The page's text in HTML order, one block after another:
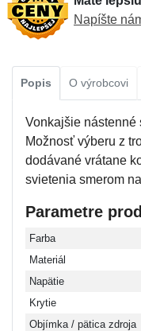
Napíšte
Popis O výrobcovi
Vonkajšie nástenné
Možnosť výberu z
dodávané vrátane
svietenia smerom
Parametre
Farba
Materiál
Napätie
Krytie
Objímka / pätica zdroja